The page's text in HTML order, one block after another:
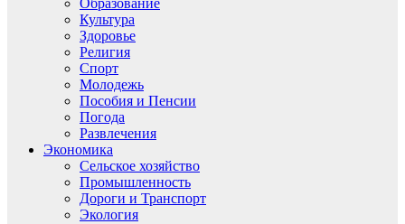
Образование
Культура
Здоровье
Религия
Спорт
Молодежь
Пособия и Пенсии
Погода
Развлечения
Экономика
Сельское хозяйство
Промышленность
Дороги и Транспорт
Экология